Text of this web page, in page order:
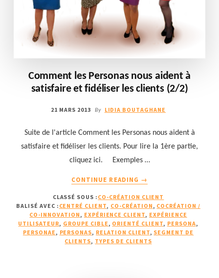
Comment les Personas nous aident à
satisfaire et fidéliser les clients (2/2)
21 MARS 2013 By LIDIA BOUTAGHANE
Suite de l'article Comment les Personas nous aident à
satisfaire et fidéliser les clients. Pour lire la 1ère partie,
cliquez ici. Exemples …
CONTINUE READING
LES
PERSONAS
NOUS
AIDENT
À
→
CLASSÉ SOUS : CO-CRÉATION CLIENT
BALISÉ AVEC : CENTRÉ CLIENT, CO-CRÉATION , COCRÉATION /
CO-INNOVATION , EXPÉRIENCE CLIENT, EXPÉRIENCE
UTILISATEUR, GROUPE CIBLE , ORIENTÉ CLIENT, PERSONA,
PERSONAE , PERSONAS, RELATION CLIENT, SEGMENT DE
CLIENTS, TYPES DE CLIENTS